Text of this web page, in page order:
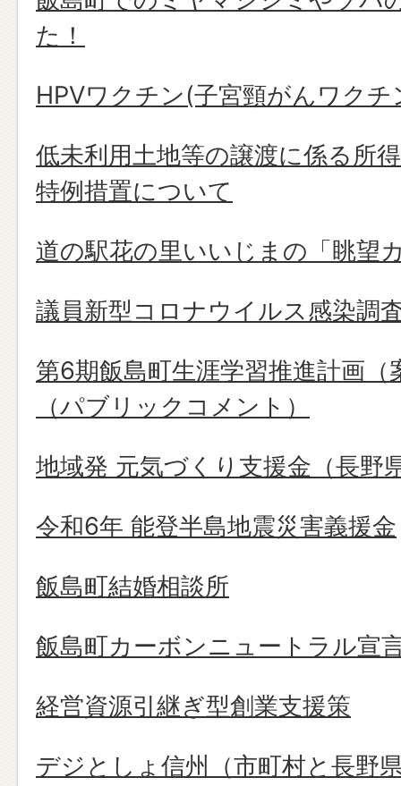
た！
HPVワクチン(子宮頸がんワク
低未利用土地等の譲渡に係る所
特例措置について
道の駅花の里いいじまの「眺望
議員新型コロナウイルス感染調
第6期飯島町生涯学習推進計画
（パブリックコメント）
地域発 元気づくり支援金（長野
令和6年 能登半島地震災害義援金
飯島町結婚相談所
飯島町カーボンニュートラル宣
経営資源引継ぎ型創業支援策
デジとしょ信州（市町村と長野